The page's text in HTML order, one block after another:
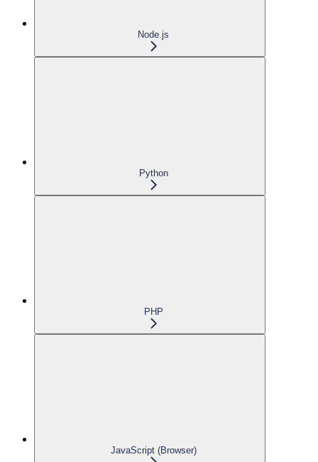
Node.js
Python
PHP
JavaScript (Browser)